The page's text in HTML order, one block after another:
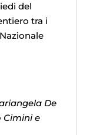
del
tra i
De
Cimini e